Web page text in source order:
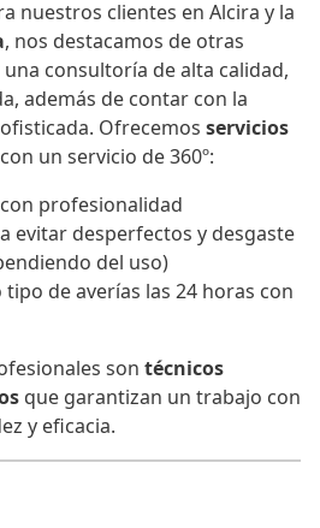
nuestros clientes en Alcira y la
, nos destacamos de otras
consultoría de alta calidad,
además de contar con la
Ofrecemos servicios
un servicio de 360º:
profesionalidad
evitar desperfectos y desgaste
del uso)
de averías las 24 horas con
son técnicos
que garantizan un trabajo con
y eficacia.